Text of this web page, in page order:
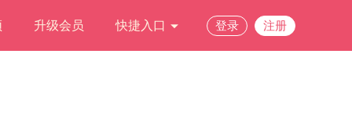
升级会员 快捷入口 登录 注册